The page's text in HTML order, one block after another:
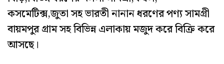
কসমেটিক্স,জুতা সহ ভারতী নানান ধরণের পণ্য সামগ্রী
বায়মপুর গ্রাম সহ বিভিন্ন এলাকায় মজুদ করে বিক্রি করে
আসছে।